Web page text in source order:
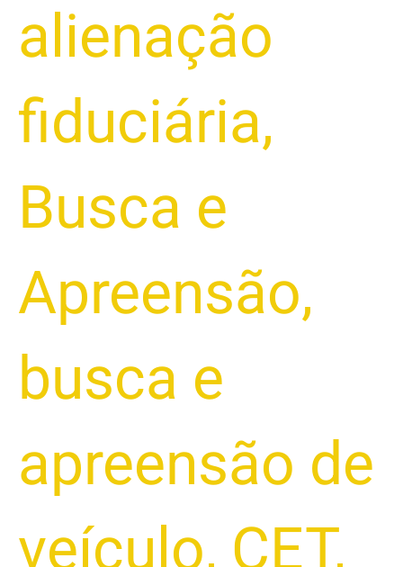
alienação
fiduciária,
Busca e
Apreensão,
busca e
apreensão de
veículo, CET,